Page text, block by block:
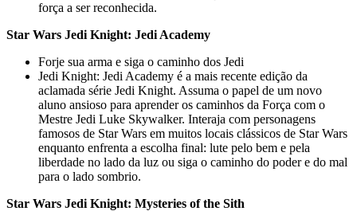
força a ser reconhecida.
Star Wars Jedi Knight: Jedi Academy
Forje sua arma e siga o caminho dos Jedi
Jedi Knight: Jedi Academy é a mais recente edição da
aclamada série Jedi Knight. Assuma o papel de um novo
aluno ansioso para aprender os caminhos da Força com o
Mestre Jedi Luke Skywalker. Interaja com personagens
famosos de Star Wars em muitos locais clássicos de Star Wars
enquanto enfrenta a escolha final: lute pelo bem e pela
liberdade no lado da luz ou siga o caminho do poder e do mal
para o lado sombrio.
Star Wars Jedi Knight: Mysteries of the Sith